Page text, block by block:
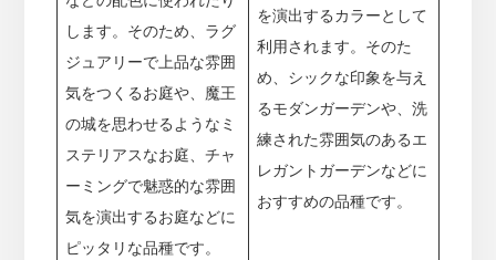
します。そのため、ラグ
ジュアリーで上品な雰囲
気をつくるお庭や、魔王
の城を思わせるようなミ
ステリアスなお庭、チャ
ーミングで魅惑的な雰囲
気を演出するお庭などに
ピッタリな品種です。
を演出するカラーとして
利用されます。そのた
め、シックな印象を与え
るモダンガーデンや、洗
練された雰囲気のあるエ
レガントガーデンなどに
おすすめの品種です。